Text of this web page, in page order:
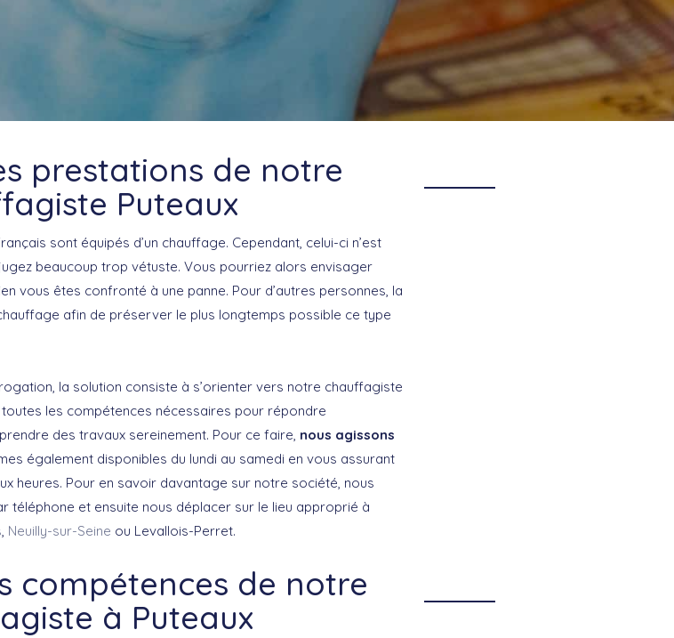
prestations de notre
Puteaux
sont équipés d’un chauffage. Cependant, celui-ci n’est
beaucoup trop vétuste. Vous pourriez alors envisager
vous êtes confronté à une panne. Pour d’autres personnes, la
afin de préserver le plus longtemps possible ce type
la solution consiste à s’orienter vers notre chauffagiste
les compétences nécessaires pour répondre
des travaux sereinement. Pour ce faire, nous agissons
également disponibles du lundi au samedi en vous assurant
heures. Pour en savoir davantage sur notre société, nous
téléphone et ensuite nous déplacer sur le lieu approprié à
, Neuilly-sur-Seine ou Levallois-Perret.
compétences de notre
à Puteaux